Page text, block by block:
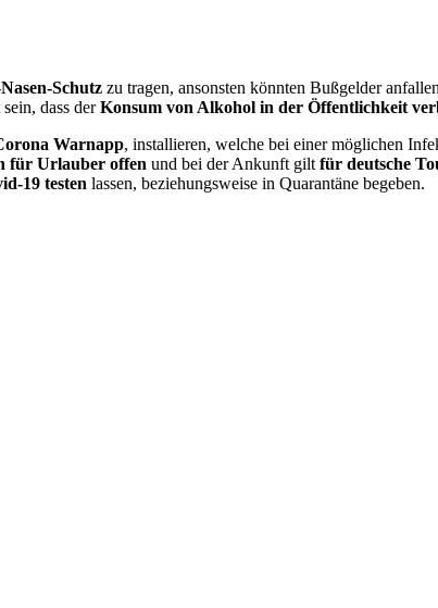
Schutz zu tragen, ansonsten könnten Bußgelder
dass derKonsum von Alkohol in der Öffentlichkeit
Warnapp, installieren, welche bei einer möglichen
für Urlauber offen und bei der Ankunft giltfür deutsche
19 testen lassen, beziehungsweise in Quarantäne begeben.